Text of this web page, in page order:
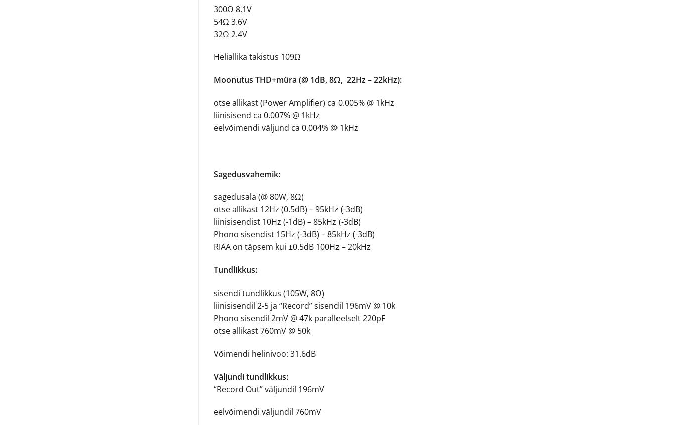
300Ω 8.1V
54Ω 3.6V
32Ω 2.4V
Heliallika takistus 109Ω
Moonutus THD+müra (@ 1dB, 8Ω, 22Hz – 22kHz):
otse allikast (Power Amplifier) ca 0.005% @ 1kHz
liinisisend ca 0.007% @ 1kHz
eelvõimendi väljund ca 0.004% @ 1kHz
Sagedusvahemik:
sagedusala (@ 80W, 8Ω)
otse allikast 12Hz (0.5dB) – 95kHz (-3dB)
liinisisendist 10Hz (-1dB) – 85kHz (-3dB)
Phono sisendist 15Hz (-3dB) – 85kHz (-3dB)
RIAA on täpsem kui ±0.5dB 100Hz – 20kHz
Tundlikkus:
sisendi tundlikkus (105W, 8Ω)
liinisisendil 2-5 ja “Record” sisendil 196mV @ 10k
Phono sisendil 2mV @ 47k paralleelselt 220pF
otse allikast 760mV @ 50k
Võimendi helinivoo: 31.6dB
Väljundi tundlikkus:
“Record Out” väljundil 196mV
eelvõimendi väljundil 760mV